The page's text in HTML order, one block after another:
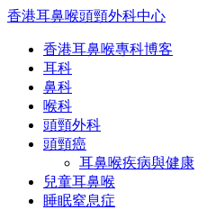
香港耳鼻喉頭頸外科中心
香港耳鼻喉專科博客
耳科
鼻科
喉科
頭頸外科
頭頸癌
耳鼻喉疾病與健康
兒童耳鼻喉
睡眠窒息症